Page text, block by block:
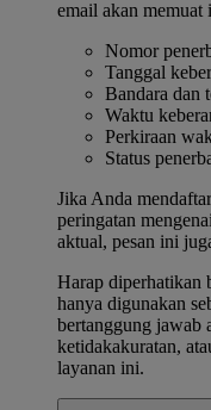
email akan
Nomor
Tanggal
Bandara dan
Waktu
Perkiraan
Status
Jika Anda
peringatan
aktual, pesan ini
Harap diperhatikan
hanya digunakan
bertanggung jawab
ketidakakuratan,
layanan ini.